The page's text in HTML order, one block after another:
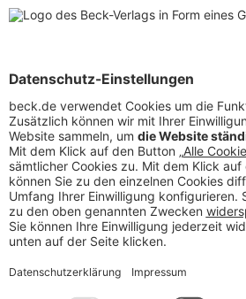
angestellt und im Streitjahr an
„Ende offen“vor.
zum ausleihenden Betrieb
lediglich die einfache